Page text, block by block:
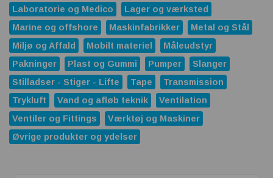
Laboratorie og Medico
Lager og værksted
Marine og offshore
Maskinfabrikker
Metal og Stål
Miljø og Affald
Mobilt materiel
Måleudstyr
Pakninger
Plast og Gummi Pumper
Slanger
Stilladser - Stiger - Lifte
Tape
Transmission
Trykluft
Vand og afløb teknik
Ventilation
Ventiler og Fittings
Værktøj og Maskiner
Øvrige produkter og ydelser